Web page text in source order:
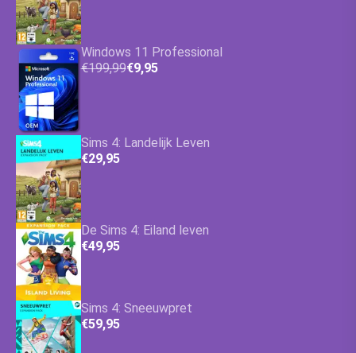
Windows 11 Professional
€199,99€9,95
Sims 4: Landelijk Leven
€29,95
De Sims 4: Eiland leven
€49,95
Sims 4: Sneeuwpret
€59,95